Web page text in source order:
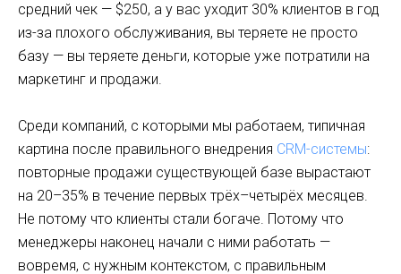
средний чек — $250, а у вас уходит 30% клиентов в год
из-за плохого обслуживания, вы теряете не просто
базу — вы теряете деньги, которые уже потратили на
маркетинг и продажи.
Среди компаний, с которыми мы работаем, типичная
картина после правильного внедрения CRM-системы:
повторные продажи существующей базе вырастают
на 20–35% в течение первых трёх–четырёх месяцев.
Не потому что клиенты стали богаче. Потому что
менеджеры наконец начали с ними работать —
вовремя, с нужным контекстом, с правильным